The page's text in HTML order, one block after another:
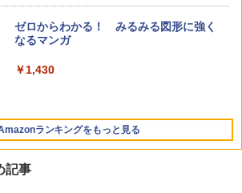
ゼロからわかる！ みるみる図形に強く
なるマンガ
￥1,430
ランキングをもっと見る
記事